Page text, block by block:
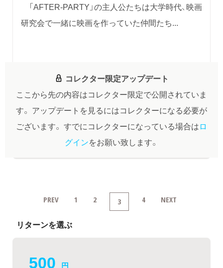
「AFTER-PARTY」の主人公たちは大学時代、映画
研究会で一緒に映画を作っていた仲間たち...
コレクター限定アップデート
ここから先の内容はコレクター限定で公開されていま
す。 アップデートを見るにはコレクターになる必要が
ございます。 すでにコレクターになっている場合はロ
グインをお願い致します。
PREV 1 2 3 4 NEXT
リターンを選ぶ
500 円